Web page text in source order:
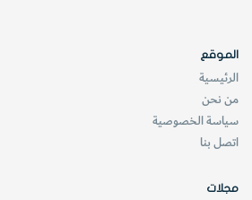
الموقع
الرئيسية
من نحن
سياسة الخصوصية
اتصل بنا
مجلات